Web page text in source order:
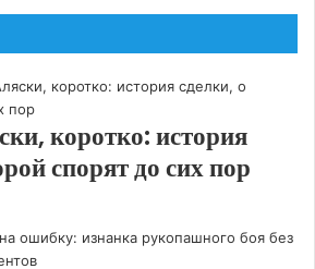
коротко: история
спорят до сих пор